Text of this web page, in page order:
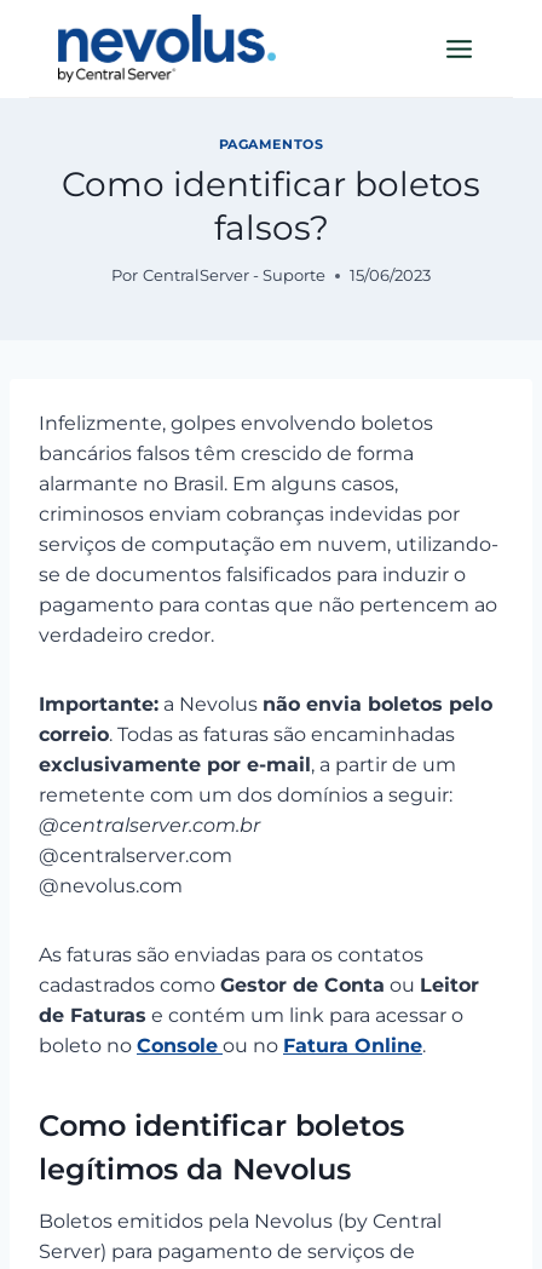
PAGAMENTOS
Como identificar boletos
falsos?
Por CentralServer - Suporte 15/06/2023
Infelizmente, golpes envolvendo boletos
bancários falsos têm crescido de forma
alarmante no Brasil. Em alguns casos,
criminosos enviam cobranças indevidas por
serviços de computação em nuvem, utilizando-
se de documentos falsificados para induzir o
pagamento para contas que não pertencem ao
verdadeiro credor.
Importante: a Nevolus não envia boletos pelo
correio. Todas as faturas são encaminhadas
exclusivamente por e-mail, a partir de um
remetente com um dos domínios a seguir:
@centralserver.com.br
@centralserver.com
@nevolus.com
As faturas são enviadas para os contatos
cadastrados como Gestor de Conta ou Leitor
de Faturas e contém um link para acessar o
boleto no Console ou no Fatura Online.
Como identificar boletos
legítimos da Nevolus
Boletos emitidos pela Nevolus (by Central
Server) para pagamento de serviços de